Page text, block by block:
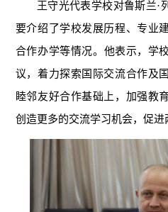
王守光代表学校对鲁斯兰·
要介绍了学校发展历程、专业
合作办学等情况。他表示，学
议，着力探索国际交流合作及
睦邻友好合作基础上，加强教
创造更多的交流学习机会，促进